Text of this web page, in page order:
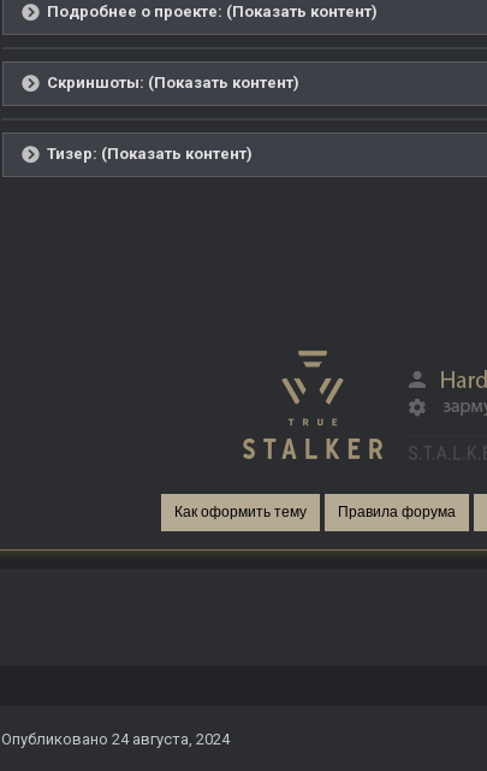
Подробнее о проекте: (Показать контент)
Скриншоты: (Показать контент)
Тизер: (Показать контент)
Как оформить тему Правила форума
Опубликовано 24 августа, 2024